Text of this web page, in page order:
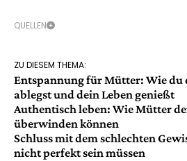
QUELLEN
ZU DIESEM THEMA:
Entspannung für Mütter: Wie du
ablegst und dein Leben genießt
Authentisch leben: Wie Mütter
überwinden können
Schluss mit dem schlechten
nicht perfekt sein müssen